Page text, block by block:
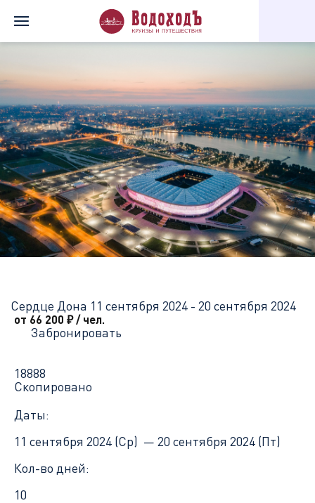
Сердце Дона 11 сентября 2024 - 20 сентября 2024
от 66 200 ₽/ чел.
Забронировать
18888
Скопировано
Даты:
11 сентября 2024 (Ср) — 20 сентября 2024 (Пт)
Кол-во дней:
10